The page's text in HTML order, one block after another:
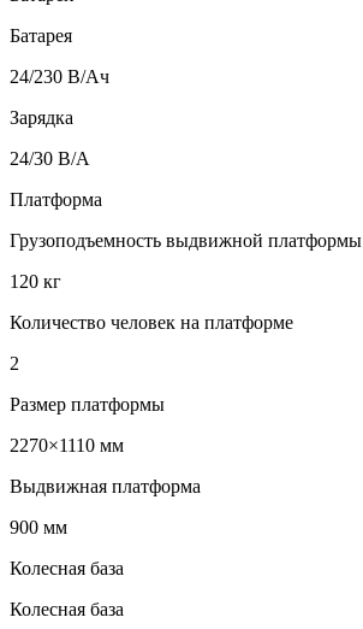
Батарея
24/230 В/Ач
Зарядка
24/30 В/А
Платформа
Грузоподъемность выдвижной платформы
120 кг
Количество человек на платформе
2
Размер платформы
2270×1110 мм
Выдвижная платформа
900 мм
Колесная база
Колесная база